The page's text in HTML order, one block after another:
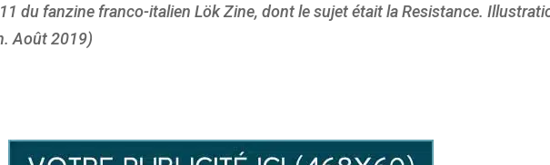
du fanzine franco-italien Lök Zine, dont le sujet était la Resistance.
Août 2019)